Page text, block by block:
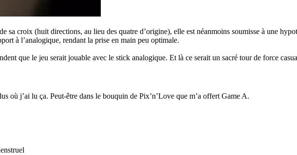
sa croix (huit directions, au lieu des quatre d’origine), elle est néanmoins soumisse à une
à l’analogique, rendant la prise en main peu optimale.
que le jeu serait jouable avec le stick analogique. Et là ce serait un sacré tour de force
où j’ai lu ça. Peut-être dans le bouquin de Pix’n’Love que m’a offert Game A.